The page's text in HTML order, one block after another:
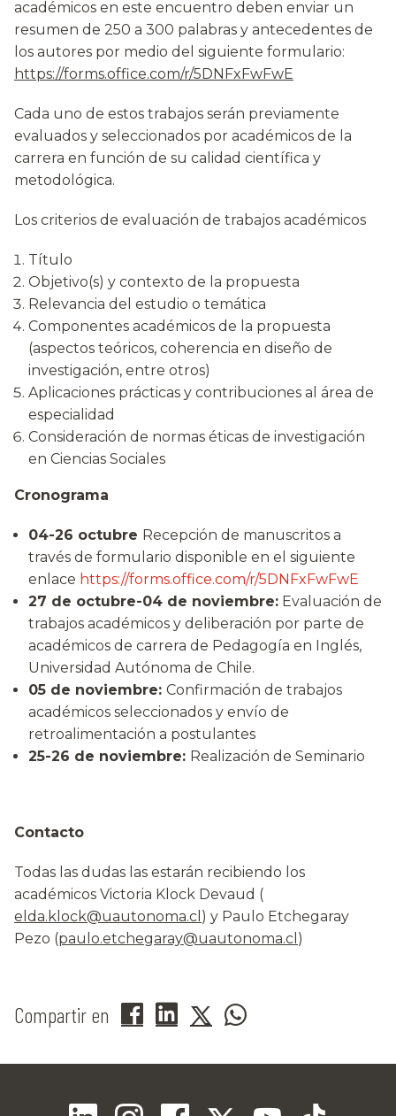
académicos en este encuentro deben enviar un
resumen de 250 a 300 palabras y antecedentes de
los autores por medio del siguiente formulario:
https://forms.office.com/r/5DNFxFwFwE
Cada uno de estos trabajos serán previamente
evaluados y seleccionados por académicos de la
carrera en función de su calidad científica y
metodológica.
Los criterios de evaluación de trabajos académicos
Título
Objetivo(s) y contexto de la propuesta
Relevancia del estudio o temática
Componentes académicos de la propuesta
(aspectos teóricos, coherencia en diseño de
investigación, entre otros)
Aplicaciones prácticas y contribuciones al área de
especialidad
Consideración de normas éticas de investigación
en Ciencias Sociales
Cronograma
04-26 octubre Recepción de manuscritos a
través de formulario disponible en el siguiente
enlace https://forms.office.com/r/5DNFxFwFwE
27 de octubre-04 de noviembre: Evaluación de
trabajos académicos y deliberación por parte de
académicos de carrera de Pedagogía en Inglés,
Universidad Autónoma de Chile.
05 de noviembre: Confirmación de trabajos
académicos seleccionados y envío de
retroalimentación a postulantes
25-26 de noviembre: Realización de Seminario
Contacto
Todas las dudas las estarán recibiendo los
académicos Victoria Klock Devaud (
elda.klock@uautonoma.cl ) y Paulo Etchegaray
Pezo (paulo.etchegaray@uautonoma.cl )
Compartir en